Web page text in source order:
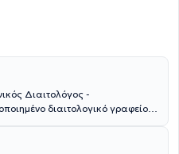
Διαιτολόγος -
διαιτολογικό γραφείο
Τεχνολογικού
Και τελειόφοιτη του